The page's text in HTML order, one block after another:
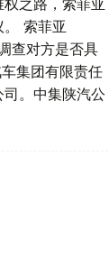
之路，索菲亚
索菲亚
查对方是否具
集团有限责任
。中集陕汽公